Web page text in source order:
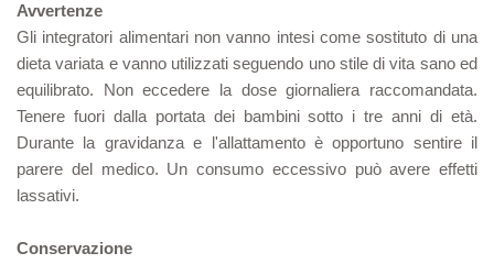
Avvertenze
Gli integratori alimentari non vanno intesi come sostituto di una
dieta variata e vanno utilizzati seguendo uno stile di vita sano ed
equilibrato. Non eccedere la dose giornaliera raccomandata.
Tenere fuori dalla portata dei bambini sotto i tre anni di età.
Durante la gravidanza e l'allattamento è opportuno sentire il
parere del medico. Un consumo eccessivo può avere effetti
lassativi.
Conservazione